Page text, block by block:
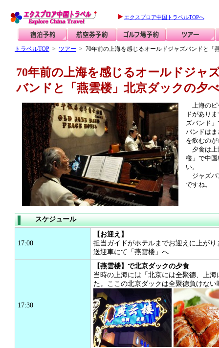
エクスプロア中国トラベルTOPへ
トラベルTOP > ツアー > 70年前の上海を感じるオールドジャズバンドと「
70年前の上海を感じるオールドジャ
バンドと「燕雲楼」北京ダックの夕
上海のピ
ドがあり
ズバンド
バンドは
を飲むの
夕食は上
楼」で中
い。
ジャズバ
ですね。
スケジュール
17:00
【お迎え】
担当ガイドがホテルまでお迎えに上がり
送迎車にて「燕雲楼」へ
17:30
【燕雲楼】で北京ダックの夕食
当時の上海には「北京には全聚德、上
た。ここの北京ダックは全聚德負けな